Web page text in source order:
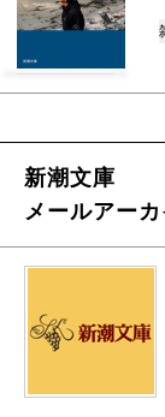
新潮文庫
メールアー